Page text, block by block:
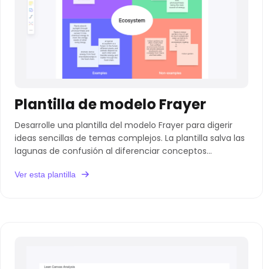
Plantilla de modelo Frayer
Desarrolle una plantilla del modelo Frayer para digerir
ideas sencillas de temas complejos. La plantilla salva las
lagunas de confusión al diferenciar conceptos
Ver esta plantilla